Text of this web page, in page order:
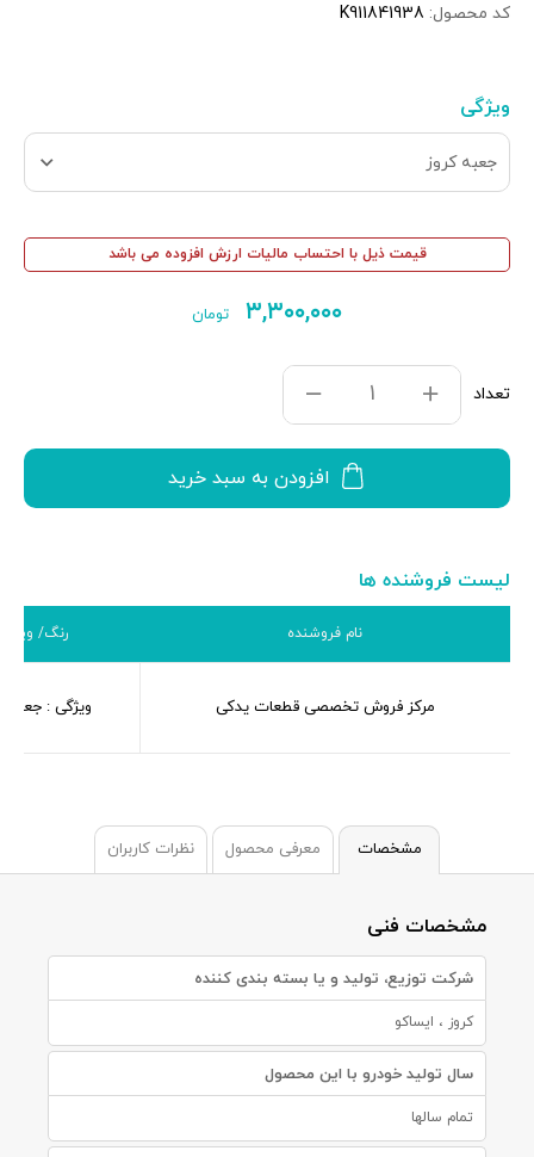
کد محصول: K911841938
ویژگی
جعبه کروز
قیمت ذیل با احتساب مالیات ارزش افزوده می باشد
۳,۳۰۰,۰۰۰ تومان
تعداد
افزودن به سبد خرید
لیست فروشنده ها
نام فروشنده رنگ/
مرکز فروش تخصصی قطعات یدکی ویژگی : جعبه
مشخصات معرفی محصول نظرات کاربران
مشخصات فنی
شرکت توزیع، تولید و یا بسته بندی کننده
کروز ، ایساکو
سال تولید خودرو با این محصول
تمام سالها